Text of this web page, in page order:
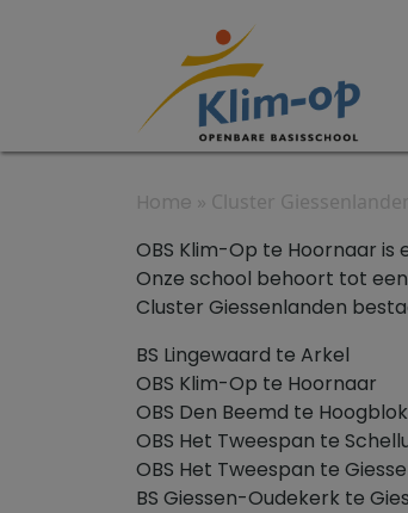
Home » Cluster
OBS Klim-Op te Hoornaar is
Onze school behoort tot een
Cluster Giessenlanden
BS Lingewaard te Arkel
OBS Klim-Op te Hoornaar
OBS Den Beemd te
OBS Het Tweespan te
OBS Het Tweespan te
BS Giessen-Oudekerk te